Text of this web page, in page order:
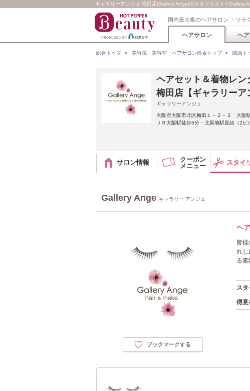
ギャラリーアンジュ 梅田店(Gallery Ange)のスタイリスト / Gallery
国内最大級のヘアサロン ・リラ
ヘアサロン ヘ
総合トップ> 美容院・美容室・ヘアサロン検索トップ> 関西ト
ヘアセット＆着物レ
梅田店【ギャラリーア
ギャラリーアンジュ
大阪府大阪市北区梅田１－２－２ 大阪
ＪＲ大阪駅徒歩5分・北新地駅直結（2
サロン情報
クーポン
メニュー
スタイ
Gallery Ange ギャラリー アンジュ
ブックマークする
ヘ
皆
れし
る
ス
得意